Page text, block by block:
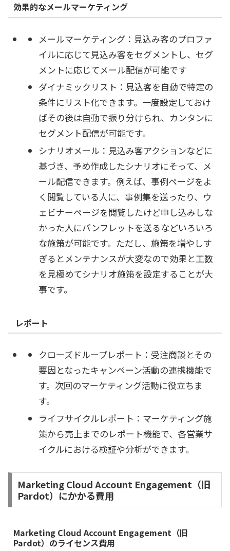
効果的なメールマーケティング
メールマーケティング：見込み客のプロファ
イルに応じて見込み客をセグメントし、セグ
メントに応じてメール配信が可能です
ダイナミックリスト：見込客を自動で特定の
条件にリスト化できます。一度設定しておけ
ばその後は自動で振り分けられ、カンタンに
セグメント配信が可能です。
シナリオメール：見込み客アクションなどに
基づき、予め作成したシナリオにそって、メ
ール配信できます。例えば、事例ページをよ
く閲覧している人に、事例集を送ったり、ウ
ェビナーページを閲覧したけど申し込みしな
かった人にパンフレットを送るなどいろいろ
な施策が可能です。ただし、施策を増やしす
ぎるとメンテナンスが大変なので効果と工数
を見極めてシナリオ施策を設定することが大
事です。
レポート
クローズドループレポート：受注商談とその
要因となったキャンペーン活動の連携機能で
す。次回のマーケティング活動に役立ちま
す。
ライフサイクルレポート：マーケティング施
策から売上までのレポート機能で、各営業サ
イクルにおける検証や分析ができます。
Marketing Cloud Account Engagement（旧
Pardot）にかかる費用
Marketing Cloud Account Engagement（旧
Pardot）のライセンス費用